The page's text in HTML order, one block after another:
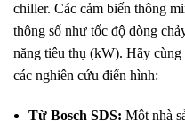
chiller. Các cảm biến thông
thông số như tốc độ dòng
năng tiêu thụ (kW). Hãy
các nghiên cứu điển hình:
Từ Bosch SDS: Một nhà